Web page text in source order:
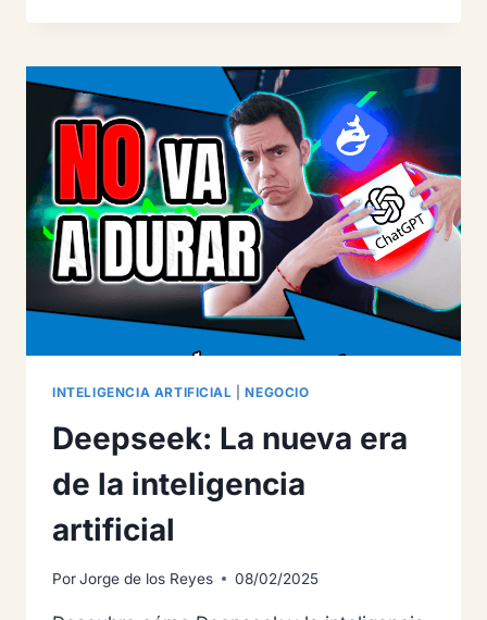
E-
CON
FLUENTCART
AHORA
MISMO
INTELIGENCIA ARTIFICIAL |NEGOCIO
Deepseek: La nueva era
de la inteligencia
artificial
PorJorge de los Reyes 08/02/2025